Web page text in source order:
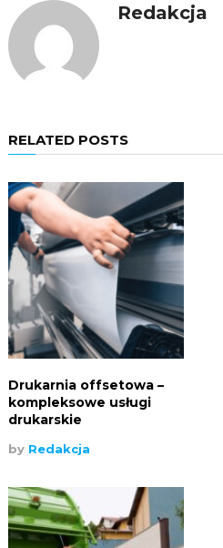
Redakcja
RELATED POSTS
Drukarnia offsetowa –
kompleksowe usługi
drukarskie
by Redakcja